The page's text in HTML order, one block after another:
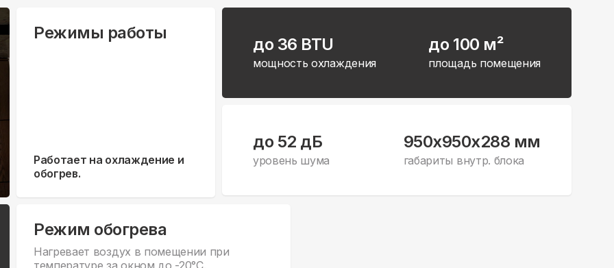
Режимы работы
Работает на охлаждение и
обогрев.
до 36 BTU
мощность охлаждения
до 100 м²
площадь помещения
до 52 дБ
уровень шума
950x950x288 мм
габариты внутр. блока
Режим обогрева
Нагревает воздух в помещении при